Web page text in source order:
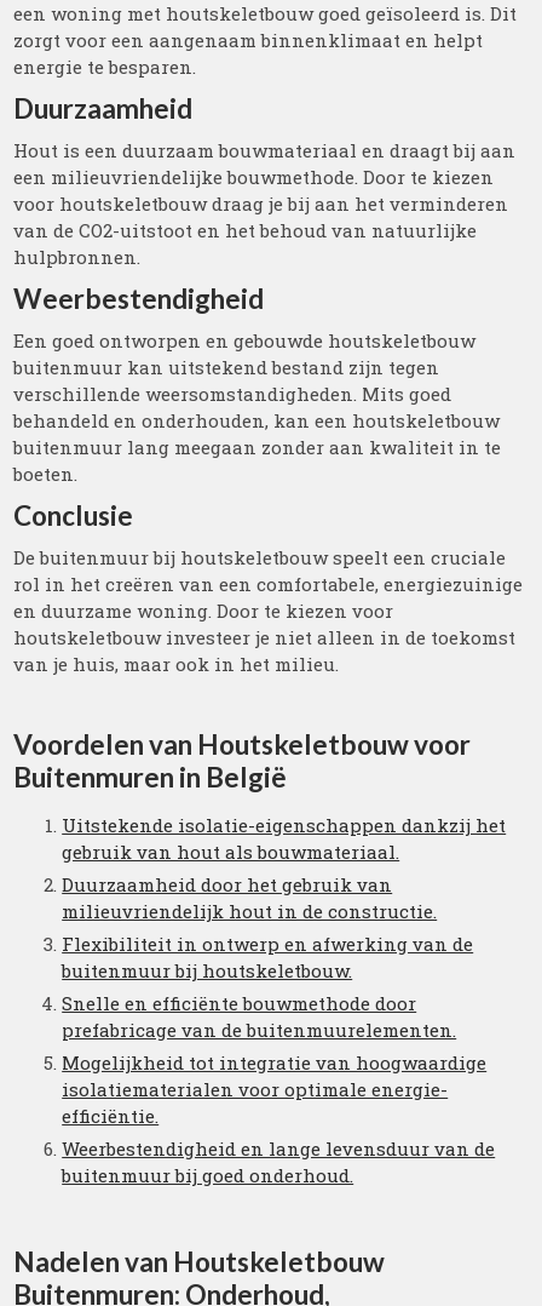
een woning met houtskeletbouw goed geïsoleerd is. Dit
zorgt voor een aangenaam binnenklimaat en helpt
energie te besparen.
Duurzaamheid
Hout is een duurzaam bouwmateriaal en draagt bij aan
een milieuvriendelijke bouwmethode. Door te kiezen
voor houtskeletbouw draag je bij aan het verminderen
van de CO2-uitstoot en het behoud van natuurlijke
hulpbronnen.
Weerbestendigheid
Een goed ontworpen en gebouwde houtskeletbouw
buitenmuur kan uitstekend bestand zijn tegen
verschillende weersomstandigheden. Mits goed
behandeld en onderhouden, kan een houtskeletbouw
buitenmuur lang meegaan zonder aan kwaliteit in te
boeten.
Conclusie
De buitenmuur bij houtskeletbouw speelt een cruciale
rol in het creëren van een comfortabele, energiezuinige
en duurzame woning. Door te kiezen voor
houtskeletbouw investeer je niet alleen in de toekomst
van je huis, maar ook in het milieu.
Voordelen van Houtskeletbouw voor
Buitenmuren in België
Uitstekende isolatie-eigenschappen dankzij het
gebruik van hout als bouwmateriaal.
Duurzaamheid door het gebruik van
milieuvriendelijk hout in de constructie.
Flexibiliteit in ontwerp en afwerking van de
buitenmuur bij houtskeletbouw.
Snelle en efficiënte bouwmethode door
prefabricage van de buitenmuurelementen.
Mogelijkheid tot integratie van hoogwaardige
isolatiematerialen voor optimale energie-
efficiëntie.
Weerbestendigheid en lange levensduur van de
buitenmuur bij goed onderhoud.
Nadelen van Houtskeletbouw
Buitenmuren: Onderhoud,